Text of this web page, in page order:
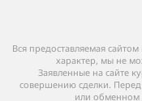
Вся предоставляемая
характер, мы не
Заявленные на сайте
совершению сделки.
или обменном